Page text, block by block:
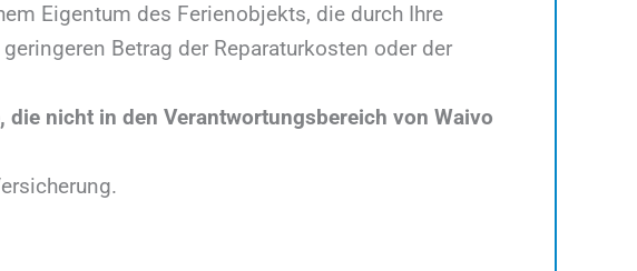
Eigentum des Ferienobjekts, die durch Ihre
Betrag der Reparaturkosten oder der
nicht in den Verantwortungsbereich von Waivo